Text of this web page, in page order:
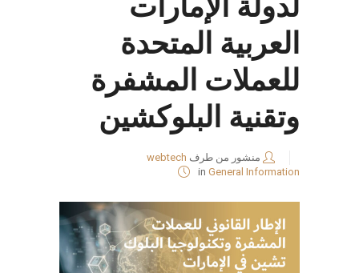
العربية المتحدة
للعملات المشفرة
وتقنية البلوكشين
منشور من طرف webtech
in General Information